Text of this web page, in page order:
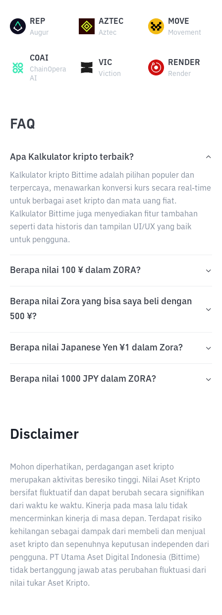
REP
Augur
AZTEC
Aztec
MOVE
Movement
COAI
ChainOpera
AI
VIC
Viction
RENDER
Render
FAQ
Apa Kalkulator kripto terbaik?
Kalkulator kripto Bittime adalah pilihan populer dan
terpercaya, menawarkan konversi kurs secara real-time
untuk berbagai aset kripto dan mata uang fiat.
Kalkulator Bittime juga menyediakan fitur tambahan
seperti data historis dan tampilan UI/UX yang baik
untuk pengguna.
Berapa nilai 100 ¥ dalam ZORA?
Berapa nilai Zora yang bisa saya beli dengan
500 ¥?
Berapa nilai Japanese Yen ¥1 dalam Zora?
Berapa nilai 1000 JPY dalam ZORA?
Disclaimer
Mohon diperhatikan, perdagangan aset kripto
merupakan aktivitas beresiko tinggi. Nilai Aset Kripto
bersifat fluktuatif dan dapat berubah secara signifikan
dari waktu ke waktu. Kinerja pada masa lalu tidak
mencerminkan kinerja di masa depan. Terdapat risiko
kehilangan sebagai dampak dari membeli dan menjual
aset kripto dan sepenuhnya keputusan independen dari
pengguna. PT Utama Aset Digital Indonesia (Bittime)
tidak bertanggung jawab atas perubahan fluktuasi dari
nilai tukar Aset Kripto.